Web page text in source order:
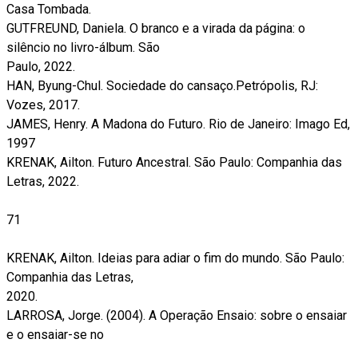
Casa Tombada.
GUTFREUND, Daniela. O branco e a virada da página: o
silêncio no livro-álbum. São
Paulo, 2022.
HAN, Byung-Chul. Sociedade do cansaço.Petrópolis, RJ:
Vozes, 2017.
JAMES, Henry. A Madona do Futuro. Rio de Janeiro: Imago Ed,
1997
KRENAK, Ailton. Futuro Ancestral. São Paulo: Companhia das
Letras, 2022.
71
KRENAK, Ailton. Ideias para adiar o fim do mundo. São Paulo:
Companhia das Letras,
2020.
LARROSA, Jorge. (2004). A Operação Ensaio: sobre o ensaiar
e o ensaiar-se no